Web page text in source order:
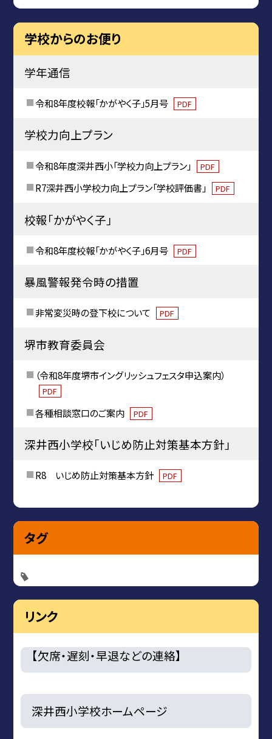
学校からのお便り
学年通信
令和8年度校報「かがやく子」5月号 PDF
学校力向上プラン
令和8年度深井西小「学校力向上プラン」 PDF
R7深井西小学校力向上プラン「学校評価書」 PDF
校報「かがやく子」
令和8年度校報「かがやく子」6月号 PDF
暴風警報発令時の措置
非常変災時の登下校について PDF
堺市教育委員会
（令和8年度堺市イングリッシュフェスタ申込案内）
PDF
各種相談窓口のご案内 PDF
深井西小学校「いじめ防止対策基本方針」
R8 いじめ防止対策基本方針 PDF
タグ
リンク
【欠席・遅刻・早退などの連絡】
深井西小学校ホームページ